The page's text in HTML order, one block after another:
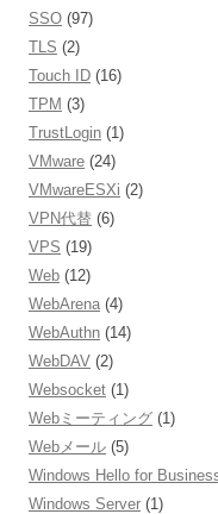
SSO (97)
TLS (2)
Touch ID (16)
TPM (3)
TrustLogin (1)
VMware (24)
VMwareESXi (2)
VPN代替 (6)
VPS (19)
Web (12)
WebArena (4)
WebAuthn (14)
WebDAV (2)
Websocket (1)
Webミーティング (1)
Webメール (5)
Windows Hello for
Windows Server (1)